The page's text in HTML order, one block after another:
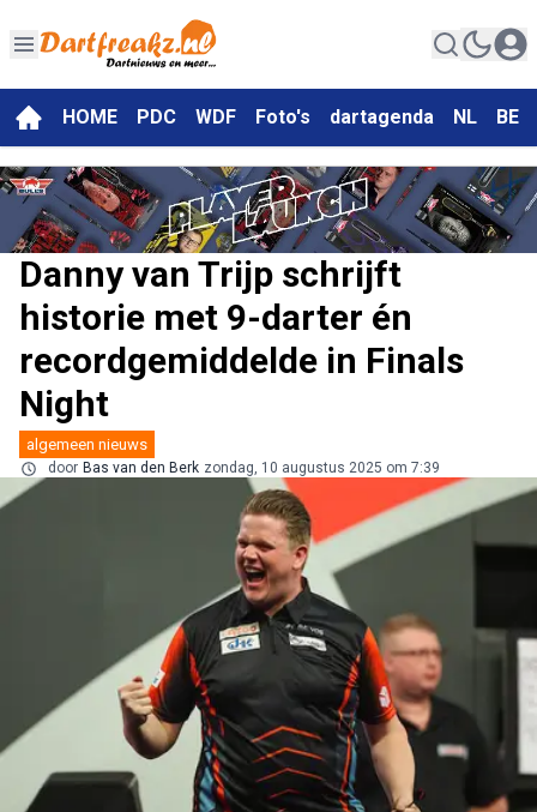
HOME PDC WDF Foto's dartagenda NL BE
Danny van Trijp schrijft
historie met 9-darter én
recordgemiddelde in Finals
Night
algemeen nieuws
door Bas van den Berk zondag, 10 augustus 2025 om 7:39